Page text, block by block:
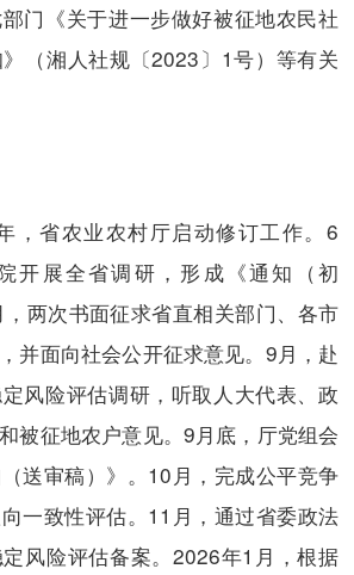
门《关于进一步做好被征地农民社
（湘人社规〔2023〕1号）等有关
省农业农村厅启动修订工作。6
开展全省调研，形成《通知（初
两次书面征求省直相关部门、各市
并面向社会公开征求意见。9月，赴
风险评估调研，听取人大代表、政
被征地农户意见。9月底，厅党组会
送审稿）》。10月，完成公平竞争
一致性评估。11月，通过省委政法
风险评估备案。2026年1月，根据